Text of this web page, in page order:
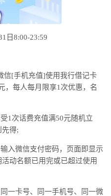
日8:00-23:59
信[手机充值]使用我行借记卡
，每人每月限享1次优惠，名
1次话费充值满50元随机立
先得;
入微信支付密码，页面即显示
动名额已用完或已超过使用
一卡号、同一手机号、同一微